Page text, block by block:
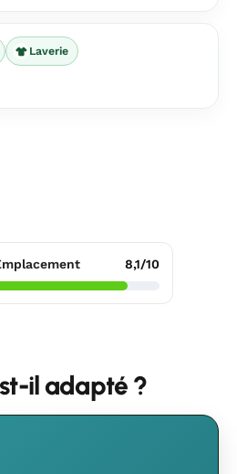
Laverie
8,1/10
il adapté ?